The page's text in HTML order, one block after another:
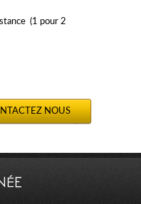
(1 pour 2
NOUS